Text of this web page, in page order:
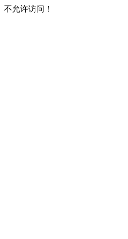
不允许访问！